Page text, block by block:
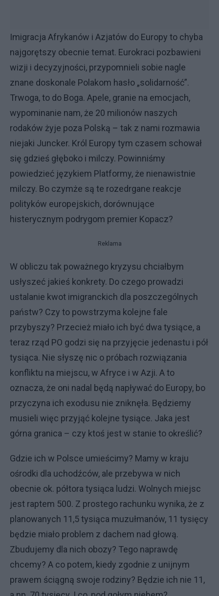
Imigracja Afrykanów i Azjatów do Europy to chyba
najgorętszy obecnie temat. Eurokraci pozbawieni
wizji i decyzyjności, przypomnieli sobie nagle
znane doskonale Polakom hasło „solidarność”.
Trwoga, to do Boga. Apele, granie na emocjach,
wypominanie nam, że 20 milionów naszych
rodaków żyje poza Polską – tak z nami rozmawia
niejaki Juncker. Król Europy tym czasem schował
się gdzieś głęboko i milczy. Powinniśmy
powiedzieć językiem Platformy, że nienawistnie
milczy. Bo czymże są te rozedrgane reakcje
polityków europejskich, dorównujące
histerycznym podrygom premier Kopacz?
Reklama
W obliczu tak poważnego kryzysu chciałbym
usłyszeć jakieś konkrety. Do czego prowadzi
ustalanie kwot imigranckich dla poszczególnych
państw? Czy to powstrzyma kolejne fale
przybyszy? Przecież miało ich być dwa tysiące, a
teraz rząd PO godzi się na przyjęcie jedenastu i pół
tysiąca. Nie słyszę nic o próbach rozwiązania
konfliktu na miejscu, w Afryce i w Azji. A to
oznacza, że oni nadal będą napływać do Europy, bo
przyczyna ich exodusu nie zniknęła. Będziemy
musieli więc przyjąć kolejne tysiące. Jaka jest
górna granica – czy ktoś jest w stanie to określić?
Gdzie ich w Polsce umieścimy? Mamy w kraju
ośrodki dla uchodźców, ale przebywa w nich
obecnie ok. półtora tysiąca ludzi. Wolnych miejsc
jest raptem 500. Z prostego rachunku wynika, że z
planowanych 11,5 tysiąca muzułmanów, 11 tysięcy
będzie miało problem z dachem nad głową.
Zbudujemy dla nich obozy? Tego naprawdę
chcemy? A co potem, kiedy zgodnie z unijnym
prawem ściągną swoje rodziny? Będzie ich nie 11,